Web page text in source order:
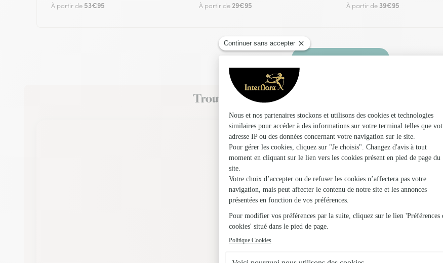
À partir de 53€95 À partir de 29€95 À partir de 39€95
Faire livrer des fleurs
Trouvez un fleuriste Interflora à Chauray et dans
Les